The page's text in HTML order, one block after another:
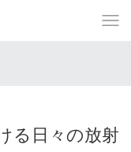
る日々の放射